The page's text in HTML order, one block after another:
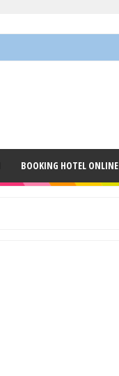
BOOKING HOTEL ONLINE